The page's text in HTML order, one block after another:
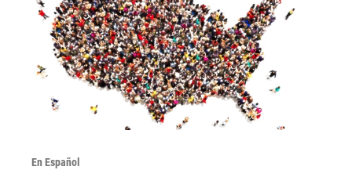
En Español